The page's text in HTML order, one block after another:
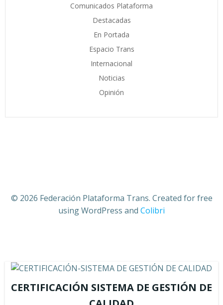
Comunicados Plataforma
Destacadas
En Portada
Espacio Trans
Internacional
Noticias
Opinión
© 2026 Federación Plataforma Trans. Created for free
using WordPress and Colibri
CERTIFICACIÓN SISTEMA DE GESTIÓN DE